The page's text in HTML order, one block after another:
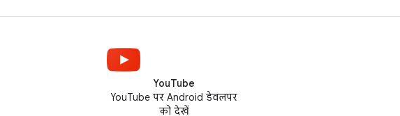
YouTube
YouTube पर Android डेवलपर
को देखें